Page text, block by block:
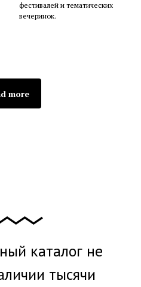
фестивалей и тематических
вечеринок.
more
каталог не
тысячи